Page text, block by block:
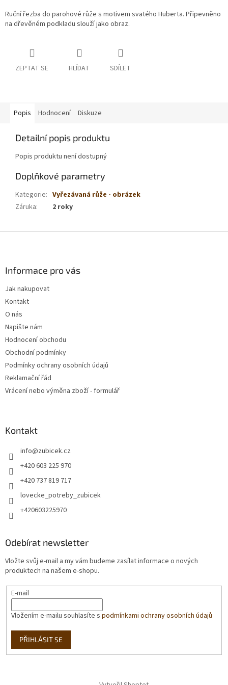
Ruční řezba do parohové růže s motivem svatého Huberta. Připevněno
na dřevěném podkladu slouží jako obraz.
ZEPTAT SE HLÍDAT SDÍLET
Popis Hodnocení Diskuze
Detailní popis produktu
Popis produktu není dostupný
Doplňkové parametry
Kategorie: Vyřezávaná růže - obrázek
Záruka: 2 roky
Informace pro vás
Jak nakupovat
Kontakt
O nás
Napište nám
Hodnocení obchodu
Obchodní podmínky
Podmínky ochrany osobních údajů
Reklamační řád
Vrácení nebo výměna zboží - formulář
Kontakt
info@zubicek.cz
+420 603 225 970
+420 737 819 717
lovecke_potreby_zubicek
+420603225970
Odebírat newsletter
Vložte svůj e-mail a my vám budeme zasílat informace o nových
produktech na našem e-shopu.
E-mail
Vložením e-mailu souhlasíte s podmínkami ochrany osobních údajů
PŘIHLÁSIT SE